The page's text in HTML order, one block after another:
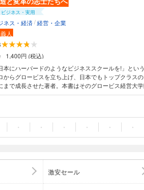
ビジネス・実用
ネス・経済/経営・企業
義人
1,400円 (税込)
本にハーバードのようなビジネススクールを!」とい
からグロービスを立ち上げ、日本でもトップクラス
まで成長させた著者。本書はそのグロービス経営大
ドでの学び、ゼロからの起業、豊富な教育体験から
を「能力」「人的ネットワーク」「志」の三つに分
どんな能力をどうやって身につければいいのか、人
やって構築していけばいいのか、そして、逆境にも
・ ・ ・ ・ ・ ・
激安セール